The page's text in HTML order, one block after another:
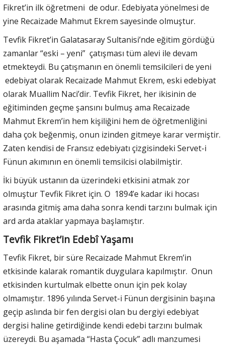
Fikret’in ilk öğretmeni de odur. Edebiyata yönelmesi de
yine Recaizade Mahmut Ekrem sayesinde olmuştur.
Tevfik Fikret’in Galatasaray Sultanisi’nde eğitim gördüğü
zamanlar “eski – yeni” çatışması tüm alevi ile devam
etmekteydi. Bu çatışmanın en önemli temsilcileri de yeni
edebiyat olarak Recaizade Mahmut Ekrem, eski edebiyat
olarak Muallim Naci’dir. Tevfik Fikret, her ikisinin de
eğitiminden geçme şansını bulmuş ama Recaizade
Mahmut Ekrem’in hem kişiliğini hem de öğretmenliğini
daha çok beğenmiş, onun izinden gitmeye karar vermiştir.
Zaten kendisi de Fransız edebiyatı çizgisindeki Servet-i
Fünun akımının en önemli temsilcisi olabilmiştir.
İki büyük ustanın da üzerindeki etkisini atmak zor
olmuştur Tevfik Fikret için. O 1894’e kadar iki hocası
arasında gitmiş ama daha sonra kendi tarzını bulmak için
ard arda ataklar yapmaya başlamıştır.
Tevfik Fikret’in Edebî Yaşamı
Tevfik Fikret, bir süre Recaizade Mahmut Ekrem’in
etkisinde kalarak romantik duygulara kapılmıştır. Onun
etkisinden kurtulmak elbette onun için pek kolay
olmamıştır. 1896 yılında Servet-i Fünun dergisinin başına
geçip aslında bir fen dergisi olan bu dergiyi edebiyat
dergisi haline getirdiğinde kendi edebi tarzını bulmak
üzereydi. Bu aşamada “Hasta Çocuk” adlı manzumesi